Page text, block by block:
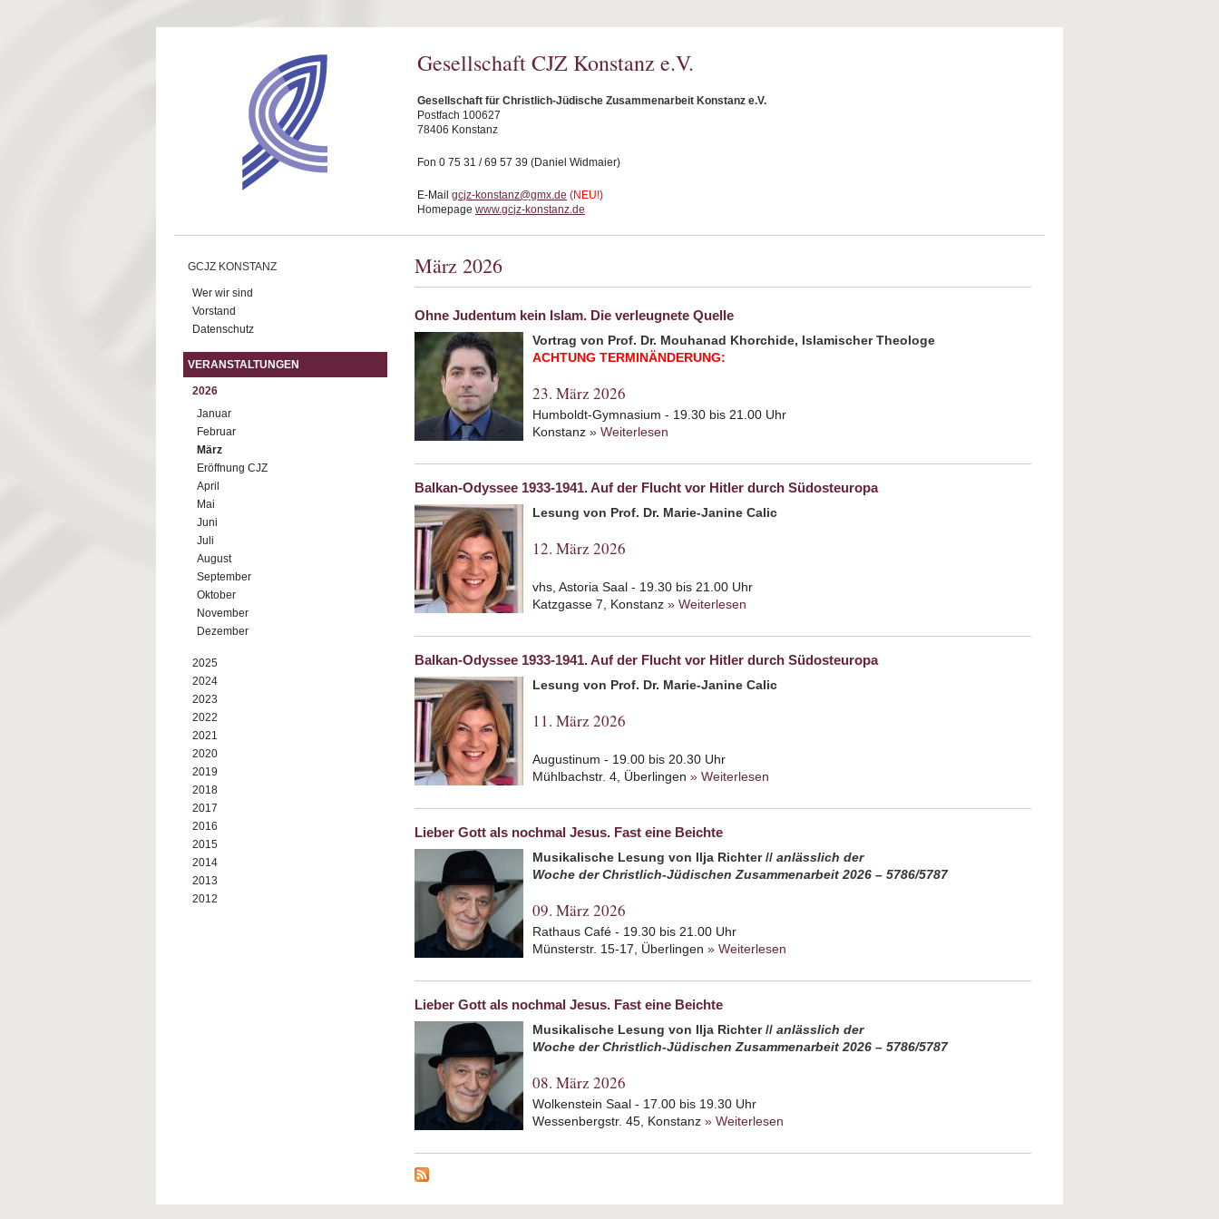
Gesellschaft CJZ Konstanz e.V.
Gesellschaft für Christlich-Jüdische Zusammenarbeit Konstanz e.V.
Postfach 100627
78406 Konstanz
Fon 0 75 31 / 69 57 39 (Daniel Widmaier)
E-Mail gcjz-konstanz@gmx.de (NEU!)
Homepage www.gcjz-konstanz.de
GCJZ KONSTANZ
Wer wir sind
Vorstand
Datenschutz
VERANSTALTUNGEN
2026
Januar
Februar
März
Eröffnung CJZ
April
Mai
Juni
Juli
August
September
Oktober
November
Dezember
2025
2024
2023
2022
2021
2020
2019
2018
2017
2016
2015
2014
2013
2012
März 2026
Ohne Judentum kein Islam. Die verleugnete Quelle
Vortrag von Prof. Dr. Mouhanad Khorchide, Islamischer Theologe
ACHTUNG TERMINÄNDERUNG:
23. März 2026
Humboldt-Gymnasium - 19.30 bis 21.00 Uhr
Konstanz » Weiterlesen
Balkan-Odyssee 1933-1941. Auf der Flucht vor Hitler durch Südosteuropa
Lesung von Prof. Dr. Marie-Janine Calic
12. März 2026
vhs, Astoria Saal - 19.30 bis 21.00 Uhr
Katzgasse 7, Konstanz » Weiterlesen
Balkan-Odyssee 1933-1941. Auf der Flucht vor Hitler durch Südosteuropa
Lesung von Prof. Dr. Marie-Janine Calic
11. März 2026
Augustinum - 19.00 bis 20.30 Uhr
Mühlbachstr. 4, Überlingen » Weiterlesen
Lieber Gott als nochmal Jesus. Fast eine Beichte
Musikalische Lesung von Ilja Richter // anlässlich der
Woche der Christlich-Jüdischen Zusammenarbeit 2026 – 5786/5787
09. März 2026
Rathaus Café - 19.30 bis 21.00 Uhr
Münsterstr. 15-17, Überlingen » Weiterlesen
Lieber Gott als nochmal Jesus. Fast eine Beichte
Musikalische Lesung von Ilja Richter // anlässlich der
Woche der Christlich-Jüdischen Zusammenarbeit 2026 – 5786/5787
08. März 2026
Wolkenstein Saal - 17.00 bis 19.30 Uhr
Wessenbergstr. 45, Konstanz » Weiterlesen